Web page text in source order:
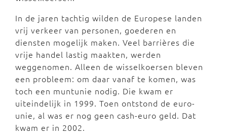
In de jaren tachtig wilden de Europese landen
vrij verkeer van personen, goederen en
diensten mogelijk maken. Veel barrières die
vrije handel lastig maakten, werden
weggenomen. Alleen de wisselkoersen bleven
een probleem: om daar vanaf te komen, was
toch een muntunie nodig. Die kwam er
uiteindelijk in 1999. Toen ontstond de euro-
unie, al was er nog geen cash-euro geld. Dat
kwam er in 2002.